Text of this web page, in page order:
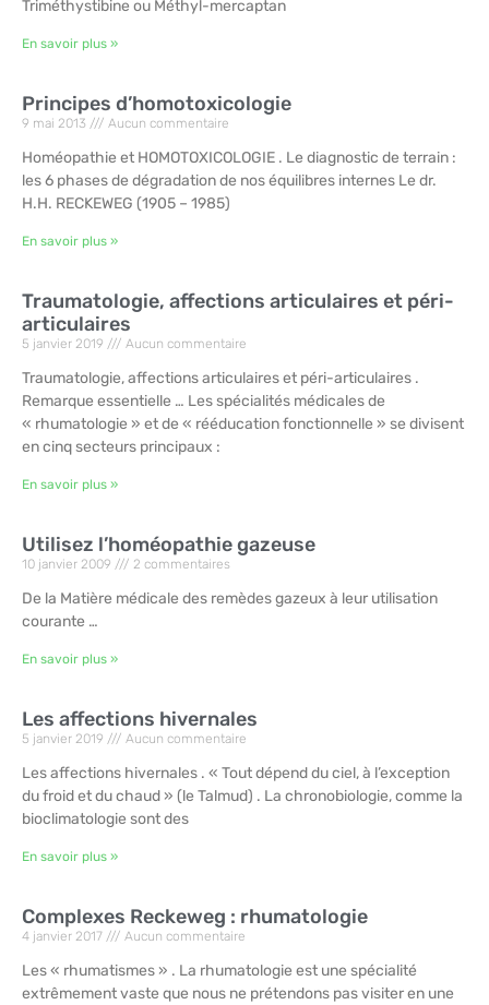
Triméthystibine ou Méthyl-mercaptan
En savoir plus »
Principes d’homotoxicologie
9 mai 2013 Aucun commentaire
Homéopathie et HOMOTOXICOLOGIE . Le diagnostic de terrain :
les 6 phases de dégradation de nos équilibres internes Le dr.
H.H. RECKEWEG (1905 – 1985)
En savoir plus »
Traumatologie, affections articulaires et péri-
articulaires
5 janvier 2019 Aucun commentaire
Traumatologie, affections articulaires et péri-articulaires .
Remarque essentielle … Les spécialités médicales de
« rhumatologie » et de « rééducation fonctionnelle » se divisent
en cinq secteurs principaux :
En savoir plus »
Utilisez l’homéopathie gazeuse
10 janvier 2009 2 commentaires
De la Matière médicale des remèdes gazeux à leur utilisation
courante …
En savoir plus »
Les affections hivernales
5 janvier 2019 Aucun commentaire
Les affections hivernales . « Tout dépend du ciel, à l’exception
du froid et du chaud » (le Talmud) . La chronobiologie, comme la
bioclimatologie sont des
En savoir plus »
Complexes Reckeweg : rhumatologie
4 janvier 2017 Aucun commentaire
Les « rhumatismes » . La rhumatologie est une spécialité
extrêmement vaste que nous ne prétendons pas visiter en une